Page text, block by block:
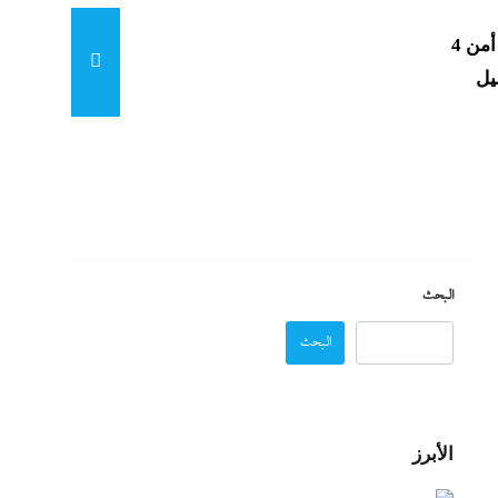
4 مساعدين جدد و9 مديرى أمن
البحث
البحث
الأبرز